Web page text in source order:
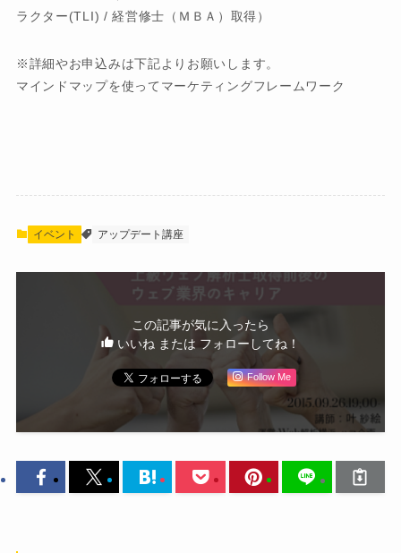
ラクター(TLI) / 経営修士（ＭＢＡ）取得）
※詳細やお申込みは下記よりお願いします。
マインドマップを使ってマーケティングフレームワーク
イベント アップデート講座
この記事が気に入ったら
いいね または フォローしてね！
Follow Me